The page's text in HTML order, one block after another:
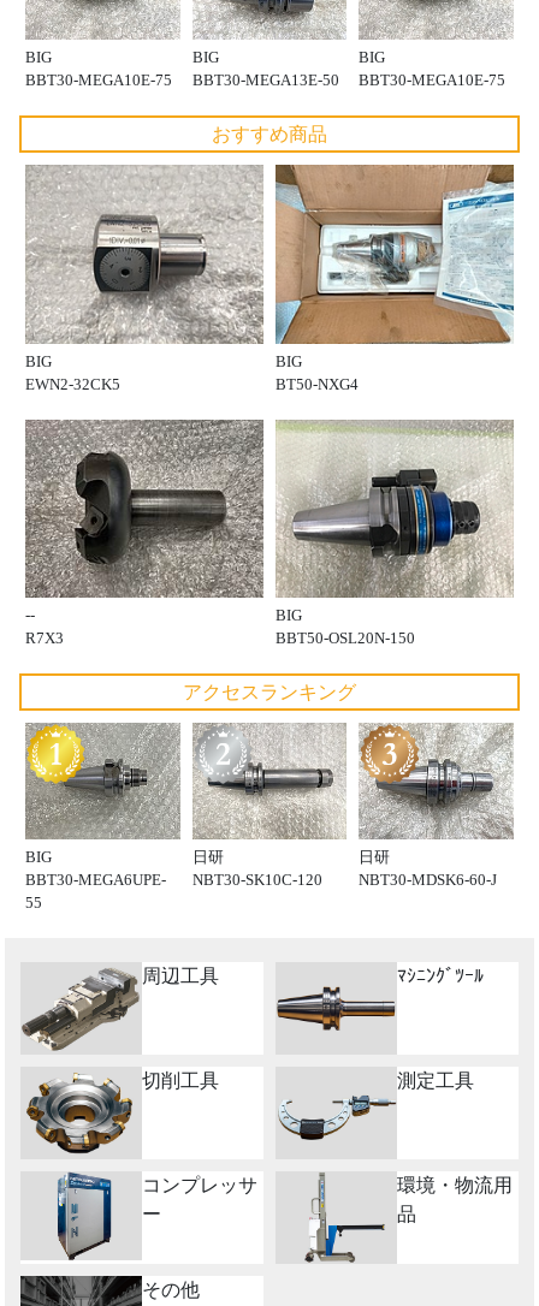
BIG
BBT30-MEGA10E-75
BIG
BBT30-MEGA13E-50
BIG
BBT30-MEGA10E-75
おすすめ商品
BIG
EWN2-32CK5
BIG
BT50-NXG4
--
R7X3
BIG
BBT50-OSL20N-150
アクセスランキング
BIG
BBT30-MEGA6UPE-
55
日研
NBT30-SK10C-120
日研
NBT30-MDSK6-60-J
周辺工具 ﾏｼﾆﾝｸﾞﾂｰﾙ
切削工具 測定工具
コンプレッサ
ー
環境・物流用
品
その他